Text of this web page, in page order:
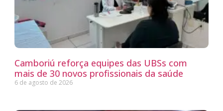
Camboriú reforça equipes das UBSs com
mais de 30 novos profissionais da saúde
6 de agosto de 2026